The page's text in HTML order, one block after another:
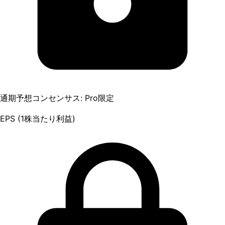
通期予想コンセンサス: Pro限定
EPS (1株当たり利益)